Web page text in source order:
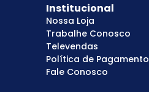
Institucional
Nossa Loja
Trabalhe Conosco
Televendas
Política de Pagamento
Fale Conosco